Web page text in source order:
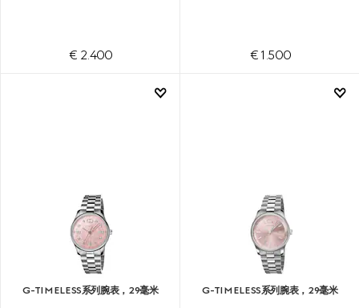
€ 2.400 € 1.500
G-TIMELESS系列腕表，29毫米 G-TIMELESS系列腕表，29毫米